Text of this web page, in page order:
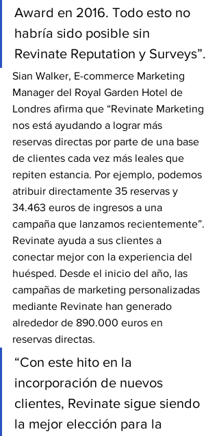
Award en 2016. Todo esto no
habría sido posible sin
Revinate Reputation y Surveys”.
Sian Walker, E-commerce Marketing
Manager del Royal Garden Hotel de
Londres afirma que “Revinate Marketing
nos está ayudando a lograr más
reservas directas por parte de una base
de clientes cada vez más leales que
repiten estancia. Por ejemplo, podemos
atribuir directamente 35 reservas y
34.463 euros de ingresos a una
campaña que lanzamos recientemente”.
Revinate ayuda a sus clientes a
conectar mejor con la experiencia del
huésped. Desde el inicio del año, las
campañas de marketing personalizadas
mediante Revinate han generado
alrededor de 890.000 euros en
reservas directas.
“Con este hito en la
incorporación de nuevos
clientes, Revinate sigue siendo
la mejor elección para la